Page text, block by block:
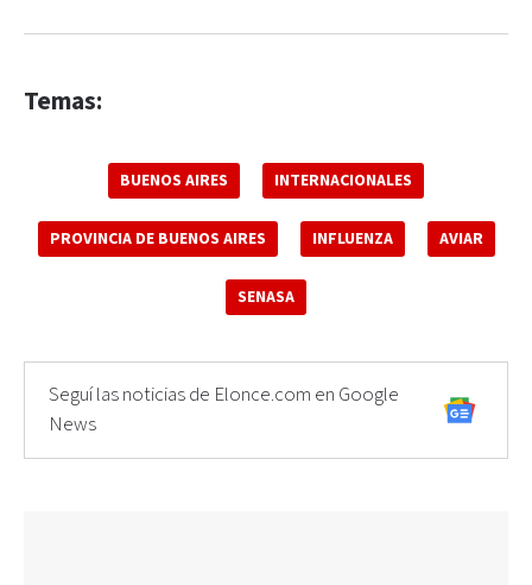
Temas:
BUENOS AIRES INTERNACIONALES
PROVINCIA DE BUENOS AIRES INFLUENZA AVIAR
SENASA
Seguí las noticias de Elonce.com en Google
News